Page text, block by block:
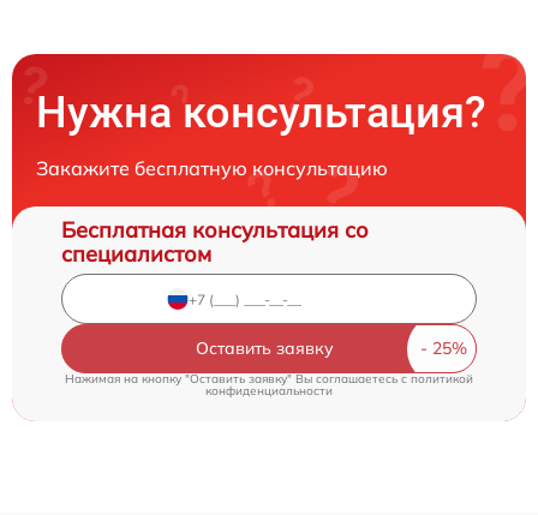
Нужна консультация?
Закажите бесплатную консультацию
Бесплатная консультация со
специалистом
Оставить заявку
Нажимая на кнопку "Оставить заявку" Вы соглашаетесь c политикой
конфиденциальности